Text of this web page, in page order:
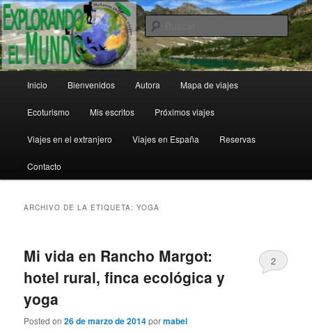
Ir
al
contenido
principal
Ir
al
contenido
secundarioExplorando el Mundo
principal
Inicio Bienvenidos Autora Mapa de viajes
Ecoturismo Mis escritos Próximos viajes
Viajes en el extranjero Viajes en España Reservas
Contacto
ARCHIVO DE LA ETIQUETA:YOGA
Mi vida en Rancho Margot:
hotel rural, finca ecológica y
yoga
Posted on26 de marzo de 2014pormabel
2